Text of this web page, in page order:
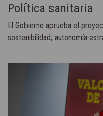
Política sanitaria
El Gobierno aprueba el
sostenibilidad, autonomía